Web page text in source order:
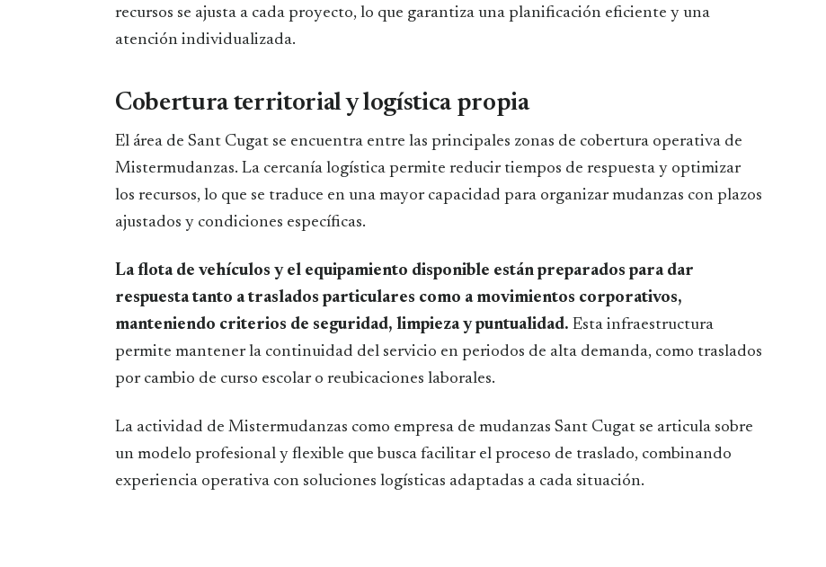
recursos se ajusta a cada proyecto, lo que garantiza una planificación eficiente y una
atención individualizada.
Cobertura territorial y logística propia
El área de Sant Cugat se encuentra entre las principales zonas de cobertura operativa de
Mistermudanzas. La cercanía logística permite reducir tiempos de respuesta y optimizar
los recursos, lo que se traduce en una mayor capacidad para organizar mudanzas con plazos
ajustados y condiciones específicas.
La flota de vehículos y el equipamiento disponible están preparados para dar
respuesta tanto a traslados particulares como a movimientos corporativos,
manteniendo criterios de seguridad, limpieza y puntualidad. Esta infraestructura
permite mantener la continuidad del servicio en periodos de alta demanda, como traslados
por cambio de curso escolar o reubicaciones laborales.
La actividad de Mistermudanzas como empresa de mudanzas Sant Cugat se articula sobre
un modelo profesional y flexible que busca facilitar el proceso de traslado, combinando
experiencia operativa con soluciones logísticas adaptadas a cada situación.